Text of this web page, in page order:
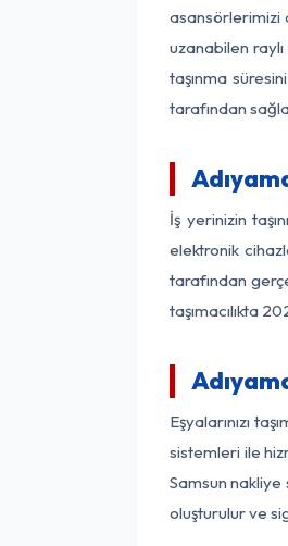
asansörlerimizi
uzanabilen
taşınma
tarafından
İş yerinizin
elektronik
tarafından
taşımacılıkta
Eşyalarınızı
sistemleri ile
Samsun
oluşturulur ve